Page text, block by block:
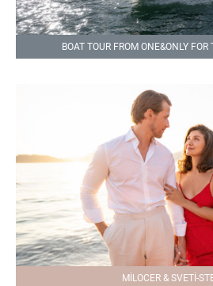
BOAT TOUR FROM ONE&ONLY
MILOCER & SVETI-